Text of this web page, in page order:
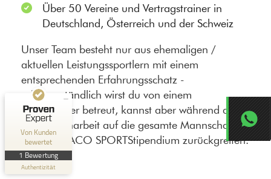
Über 50 Vereine und Vertragstrainer in
Deutschland, Österreich und der Schweiz
Unser Team besteht nur aus ehemaligen /
aktuellen Leistungssportlern mit einem
entsprechenden Erfahrungsschatz -
selbstverständlich wirst du von einem
Tennisspieler betreut, kannst aber während der
Zusammenarbeit auf die gesamte Mannschaft
von MONACO SPORTStipendium zurückgreifen.
Von Kunden
bewertet
1 Bewertung
Authentizität
Kundenbewertungen und Erfahrungen zu
Monaco Sports
100%
Empfehlungen auf
ProvenExpert.com
SEHR GUT
5,00 / 5,00
1
Bewertung auf ProvenExpert.com
Erfahren Sie mehr über dieses Bewertungssiegel